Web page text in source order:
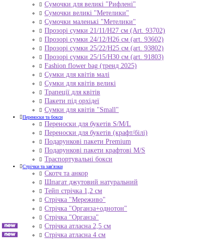
Сумочки для великі "Рифлені"
Сумочки великі "Метелики"
Сумочки маленькі "Метелики"
Прозорі сумки 21/11/H27 см (Art. 93702)
Прозорі сумки 24/12/Н26 см (art. 93602)
Прозорі сумки 25/22/Н25 см (art. 93802)
Прозорі сумки 25/15/Н30 см (art. 91803)
Fashion flower bag (тренд 2025)
Сумки для квітів малі
Сумки для квітів великі
Трапеції для квітів
Пакети під орхідеї
Сумки для квітів "Small"
Переноски та бокси
Переноски для букетів S/M/L
Переноски для букетів (крафт/білі)
Подарункові пакети Premium
Подарункові пакети крафтові M/S
Траспортувальні бокси
Стрічки та зав'язки
Скотч та анкор
Шпагат джутовий натуральний
Тейп стрічка 1,2 см
Стрічка "Мереживо"
Стрічка "Органза+однотон"
Стрічка "Органза"
Стрічка атласна 2,5 см
Стрічка атласна 4 см